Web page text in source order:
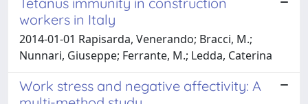
workers in Italy
2014-01-01 Rapisarda, Venerando; Bracci, M.;
Nunnari, Giuseppe; Ferrante, M.; Ledda, Caterina
Work stress and negative affectivity: A